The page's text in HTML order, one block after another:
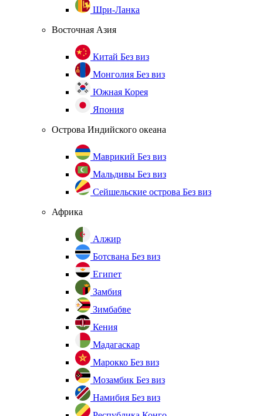
Шри-Ланка
Восточная Азия
Китай Без виз
Монголия Без виз
Южная Корея
Япония
Острова Индийского океана
Маврикий Без виз
Мальдивы Без виз
Сейшельские острова Без виз
Африка
Алжир
Ботсвана Без виз
Египет
Замбия
Зимбабве
Кения
Мадагаскар
Марокко Без виз
Мозамбик Без виз
Намибия Без виз